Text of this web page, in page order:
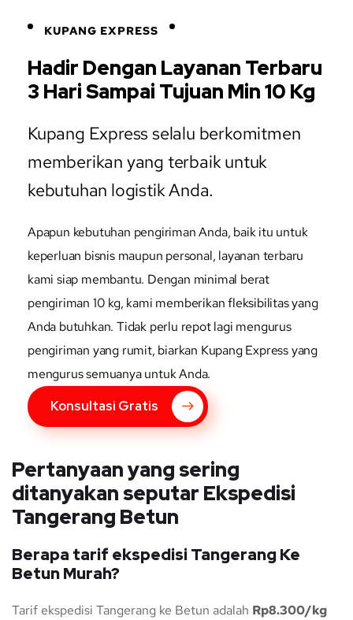
KUPANG EXPRESS
Hadir Dengan Layanan Terbaru
3 Hari Sampai Tujuan Min 10 Kg
Kupang Express selalu berkomitmen
memberikan yang terbaik untuk
kebutuhan logistik Anda.
Apapun kebutuhan pengiriman Anda, baik itu untuk
keperluan bisnis maupun personal, layanan terbaru
kami siap membantu. Dengan minimal berat
pengiriman 10 kg, kami memberikan fleksibilitas yang
Anda butuhkan. Tidak perlu repot lagi mengurus
pengiriman yang rumit, biarkan Kupang Express yang
mengurus semuanya untuk Anda.
Konsultasi Gratis
Pertanyaan yang sering
ditanyakan seputar Ekspedisi
Tangerang Betun
Berapa tarif ekspedisi Tangerang Ke
Betun Murah?
Tarif ekspedisi Tangerang ke Betun adalah Rp8.300/kg